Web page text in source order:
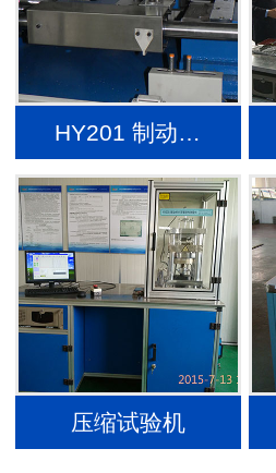
HY201 制动…
压缩试验机